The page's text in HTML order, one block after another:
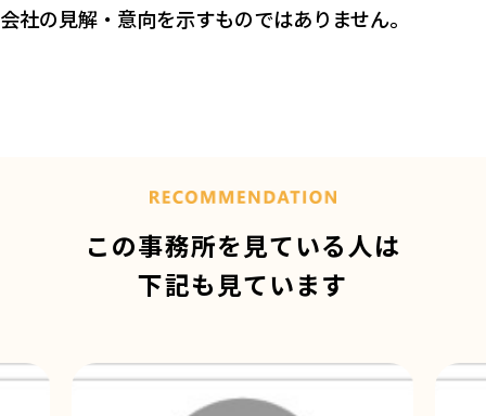
会社の見解・意向を示すものではありません。
この事務所を見ている人は
下記も見ています